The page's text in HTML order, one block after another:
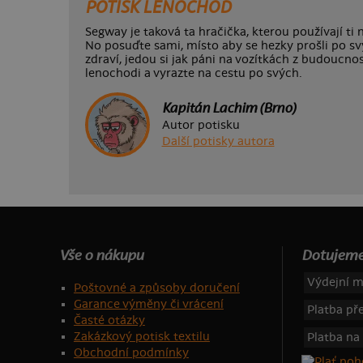
POTISK LENOCHOD
Segway je taková ta hračička, kterou používají ti
No posuďte sami, místo aby se hezky prošli po
zdraví, jedou si jak páni na vozítkách z
lenochodi a vyrazte na cestu po svých.
Kapitán Lachim (Brno)
Autor potisku
Další potisky autora
Vše o nákupu
Poštovné a způsoby doručení
Garance výměny či vrácení
Časté otázky
Zakázkový potisk textilu
Obchodní podmínky
Výdejní
Platba
Platba